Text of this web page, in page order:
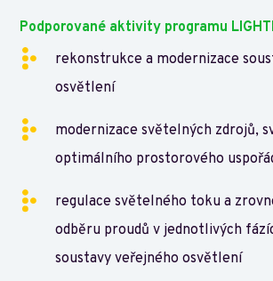
Podporované aktivity programu
rekonstrukce a modernizace
osvětlení
modernizace světelných zdrojů,
optimálního prostorového
regulace světelného toku a
odběru proudů v jednotlivých
soustavy veřejného osvětlení